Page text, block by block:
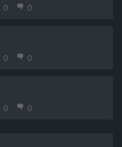
0 0
0 0
0 0